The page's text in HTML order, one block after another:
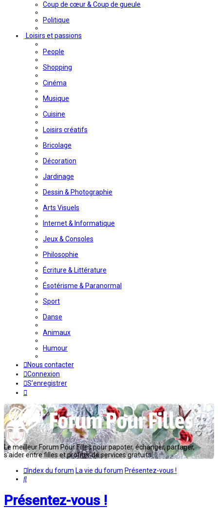
Coup de cœur & Coup de gueule
Politique
Loisirs et passions
People
Shopping
Cinéma
Musique
Cuisine
Loisirs créatifs
Bricolage
Décoration
Jardinage
Dessin & Photographie
Arts Visuels
Internet & Informatique
Jeux & Consoles
Philosophie
Écriture & Littérature
Ésotérisme & Paranormal
Sport
Danse
Animaux
Humour
Nous contacter
Connexion
S’enregistrer
Le meilleur Forum Pour Filles pour papoter, échanger, partager,
s'aider entre filles et profiter de services gratuits...
Index du forum La vie du forum Présentez-vous !
Rechercher
Présentez-vous !